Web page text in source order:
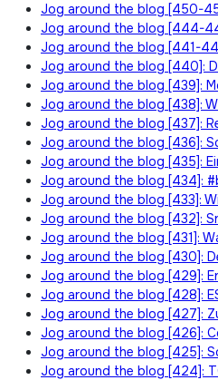
Jog around the blog [450-
Jog around the blog [444-
Jog around the blog [441-
Jog around the blog [440]:
Jog around the blog [439]:
Jog around the blog [438]:
Jog around the blog [437]:
Jog around the blog [436]:
Jog around the blog [435]:
Jog around the blog [434]:
Jog around the blog [433]:
Jog around the blog [432]:
Jog around the blog [431]:
Jog around the blog [430]:
Jog around the blog [429]:
Jog around the blog [428]:
Jog around the blog [427]:
Jog around the blog [426]:
Jog around the blog [425]:
Jog around the blog [424]: